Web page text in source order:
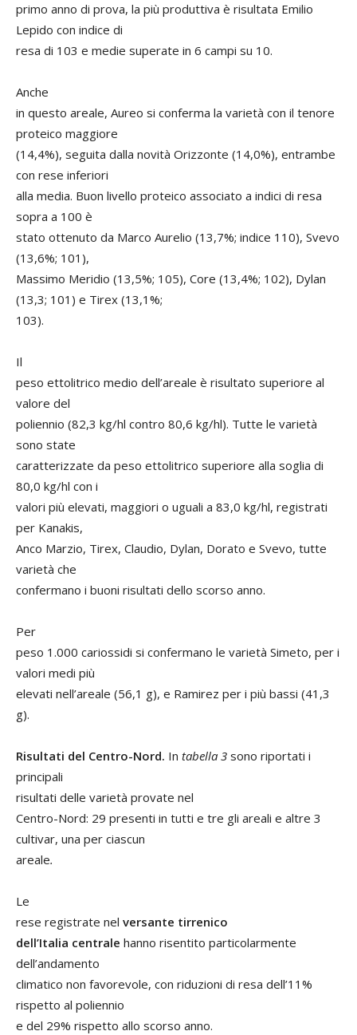
primo anno di prova, la più produttiva è risultata Emilio
Lepido con indice di
resa di 103 e medie superate in 6 campi su 10.
Anche
in questo areale, Aureo si conferma la varietà con il tenore
proteico maggiore
(14,4%), seguita dalla novità Orizzonte (14,0%), entrambe
con rese inferiori
alla media. Buon livello proteico associato a indici di resa
sopra a 100 è
stato ottenuto da Marco Aurelio (13,7%; indice 110), Svevo
(13,6%; 101),
Massimo Meridio (13,5%; 105), Core (13,4%; 102), Dylan
(13,3; 101) e Tirex (13,1%;
103).
Il
peso ettolitrico medio dell’areale è risultato superiore al
valore del
poliennio (82,3 kg/hl contro 80,6 kg/hl). Tutte le varietà
sono state
caratterizzate da peso ettolitrico superiore alla soglia di
80,0 kg/hl con i
valori più elevati, maggiori o uguali a 83,0 kg/hl, registrati
per Kanakis,
Anco Marzio, Tirex, Claudio, Dylan, Dorato e Svevo, tutte
varietà che
confermano i buoni risultati dello scorso anno.
Per
peso 1.000 cariossidi si confermano le varietà Simeto, per i
valori medi più
elevati nell’areale (56,1 g), e Ramirez per i più bassi (41,3
g).
Risultati del Centro-Nord. In tabella 3 sono riportati i
principali
risultati delle varietà provate nel
Centro-Nord: 29 presenti in tutti e tre gli areali e altre 3
cultivar, una per ciascun
areale.
Le
rese registrate nel versante tirrenico
dell’Italia centrale hanno risentito particolarmente
dell’andamento
climatico non favorevole, con riduzioni di resa dell’11%
rispetto al poliennio
e del 29% rispetto allo scorso anno.